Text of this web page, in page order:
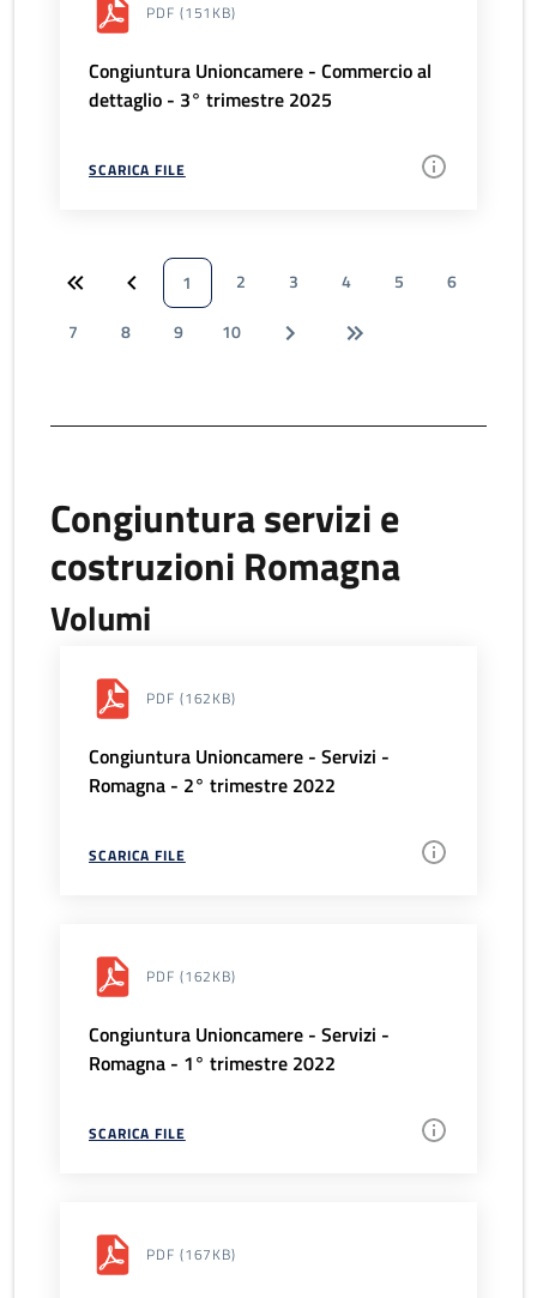
PDF (151KB)
Congiuntura Unioncamere - Commercio al
dettaglio - 3° trimestre 2025
SCARICA FILE
1 2 3 4 5
6
7
8 9 10
Congiuntura servizi e
costruzioni Romagna
Volumi
PDF (162KB)
Congiuntura Unioncamere - Servizi -
Romagna - 2° trimestre 2022
SCARICA FILE
PDF (162KB)
Congiuntura Unioncamere - Servizi -
Romagna - 1° trimestre 2022
SCARICA FILE
PDF (167KB)